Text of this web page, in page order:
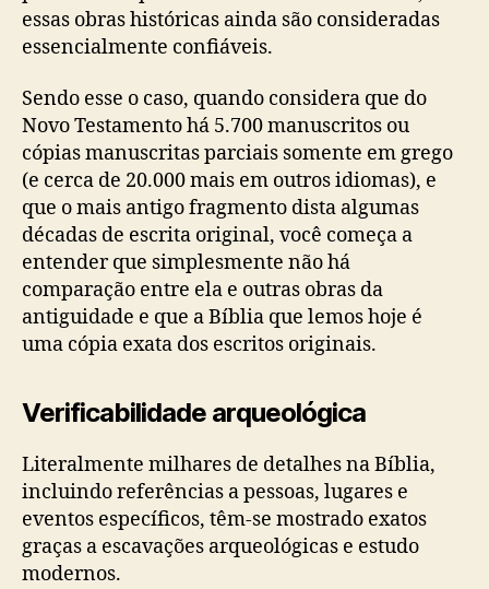
essas obras históricas ainda são consideradas
essencialmente confiáveis.
Sendo esse o caso, quando considera que do
Novo Testamento há 5.700 manuscritos ou
cópias manuscritas parciais somente em grego
(e cerca de 20.000 mais em outros idiomas), e
que o mais antigo fragmento dista algumas
décadas de escrita original, você começa a
entender que simplesmente não há
comparação entre ela e outras obras da
antiguidade e que a Bíblia que lemos hoje é
uma cópia exata dos escritos originais.
Verificabilidade arqueológica
Literalmente milhares de detalhes na Bíblia,
incluindo referências a pessoas, lugares e
eventos específicos, têm-se mostrado exatos
graças a escavações arqueológicas e estudo
modernos.